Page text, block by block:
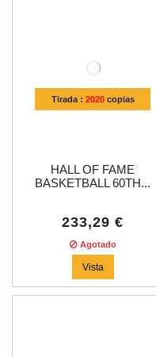
Tirada : 2020copias
HALL OF FAME
BASKETBALL 60TH...
233,29 €
Agotado
Vista